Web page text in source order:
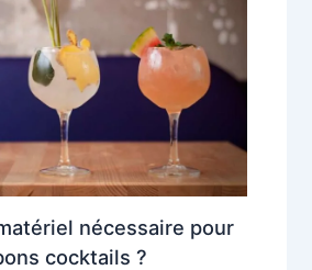
nécessaire pour
cocktails ?